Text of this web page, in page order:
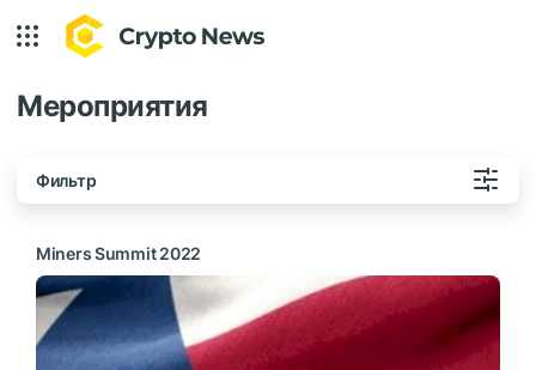
Мероприятия
Фильтр
Miners Summit 2022